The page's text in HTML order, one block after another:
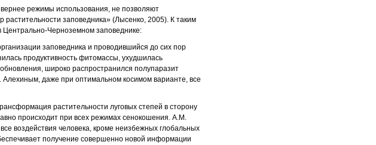
режимы использования, не позволяют
заповедника» (Лысенко, 2005). К таким
Центрально-Черноземном заповеднике:
заповедника и проводившийся до сих пор
продуктивность фитомассы, ухудшилась
широко распространился полупаразит
Алехиным, даже при оптимальном косимом варианте, все
растительности луговых степей в сторону
происходит при всех режимах сенокошения. А.М.
воздействия челове­ка, кроме неизбежных глобальных
по­лучение совершенно новой информации